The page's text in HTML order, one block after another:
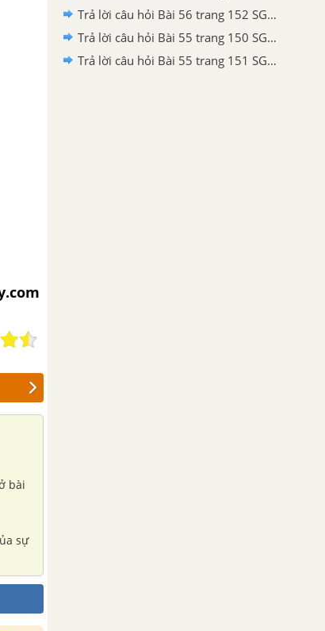
bài
sự
Trả lời câu hỏi Bài 56 trang 152 SGK Công nghệ 7
Trả lời câu hỏi Bài 55 trang 150 SGK Công nghệ 7
Trả lời câu hỏi Bài 55 trang 151 SGK Công nghệ 7